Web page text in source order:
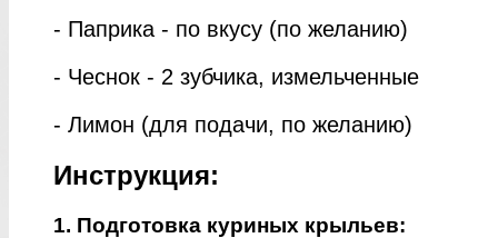
- Паприка - по вкусу (по желанию)
- Чеснок - 2 зубчика, измельченные
- Лимон (для подачи, по желанию)
Инструкция:
1. Подготовка куриных крыльев: